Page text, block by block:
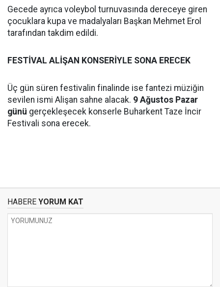
Gecede ayrıca voleybol turnuvasında dereceye giren
çocuklara kupa ve madalyaları Başkan Mehmet Erol
tarafından takdim edildi.
FESTİVAL ALİŞAN KONSERİYLE SONA ERECEK
Üç gün süren festivalin finalinde ise fantezi müziğin
sevilen ismi Alişan sahne alacak. 9 Ağustos Pazar
günü gerçekleşecek konserle Buharkent Taze İncir
Festivali sona erecek.
HABERE YORUM KAT